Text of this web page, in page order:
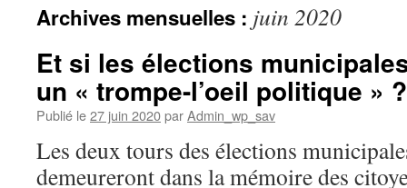
Archives mensuelles : juin 2020
Et si les élections
un « trompe-l’oeil politique » ?
Publié le27 juin 2020parAdmin_wp_sav
Les deux tours des élections
demeureront dans la mémoire des